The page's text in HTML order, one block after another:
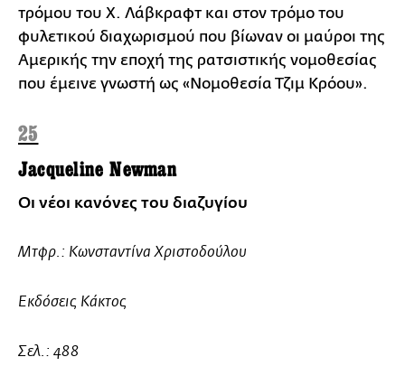
τρόμου του Χ. Λάβκραφτ και στον τρόμο του
φυλετικού διαχωρισμού που βίωναν οι μαύροι της
Αμερικής την εποχή της ρατσιστικής νομοθεσίας
που έμεινε γνωστή ως «Νομοθεσία Τζιμ Κρόου».
25
Jacqueline Newman
Οι νέοι κανόνες του διαζυγίου
Μτφρ.: Κωνσταντίνα Χριστοδούλου
Εκδόσεις Κάκτος
Σελ.: 488